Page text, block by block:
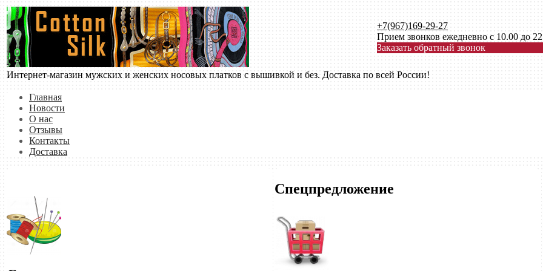
+7(967)169-29-27
Прием звонков ежедневно с 10.00 до
Заказать обратный звонок
Интернет-магазин мужских и женских носовых платков с вышивкой и без. Доставка по всей России!
Главная
Новости
О нас
Отзывы
Контакты
Доставка
Спецпредложение